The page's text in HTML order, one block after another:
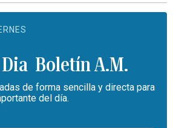
Boletín A.M.
de forma sencilla y directa para
del día.